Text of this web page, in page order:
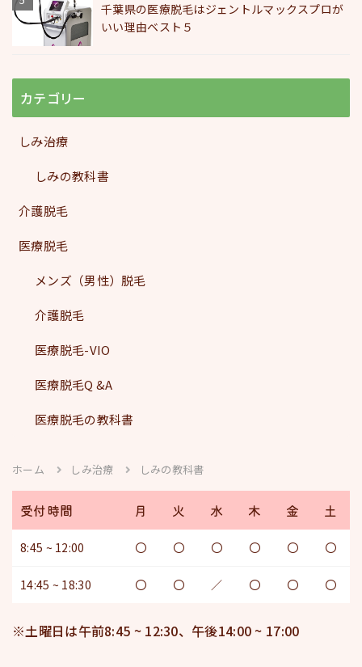
千葉県の医療脱毛はジェントルマックスプロが
いい理由ベスト５
カテゴリー
しみ治療
しみの教科書
介護脱毛
医療脱毛
メンズ（男性）脱毛
介護脱毛
医療脱毛-VIO
医療脱毛Q &A
医療脱毛の教科書
ホーム しみ治療 しみの教科書
受付時間 月 火 水 木 金 土
8:45 ~ 12:00 〇 〇 〇 〇 〇 〇
14:45 ~ 18:30 〇 〇 ／ 〇 〇 〇
※土曜日は午前8:45 ~ 12:30、午後14:00 ~ 17:00